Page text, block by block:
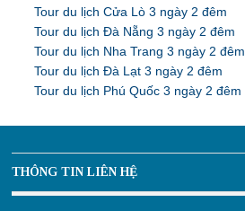
Tour du lịch Cửa Lò 3 ngày 2 đêm
Tour du lịch Đà Nẵng 3 ngày 2 đêm
Tour du lịch Nha Trang 3 ngày 2 đêm
Tour du lịch Đà Lạt 3 ngày 2 đêm
Tour du lịch Phú Quốc 3 ngày 2 đêm
THÔNG TIN LIÊN HỆ